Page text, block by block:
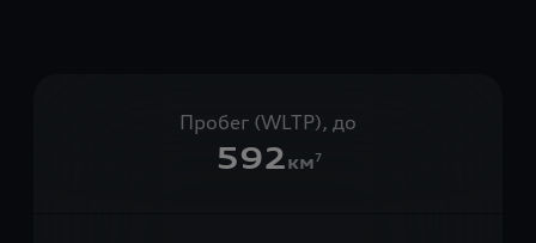
Пробег (WLTP), до
592км7